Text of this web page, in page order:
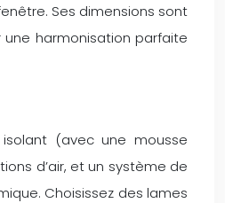
Ses dimensions sont
une harmonisation parfaite
(avec une mousse
d’air, et un système de
Choisissez des lames